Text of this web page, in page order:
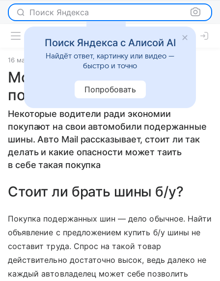
Поиск Яндекса
16 марта 2026 источник:Авто Mail Статьи
Можно ли покупать
подержанные шины
Некоторые водители ради экономии
покупают на свои автомобили подержанные
шины. Авто Mail рассказывает, стоит ли так
делать и какие опасности может таить
в себе такая покупка
Стоит ли брать шины б/у?
Покупка подержанных шин — дело обычное. Найти
объявление с предложением купить б/у шины не
составит труда. Спрос на такой товар
действительно достаточно высок, ведь далеко не
каждый автовладелец может себе позволить
Поиск Яндекса с Алисой AI
Найдёт ответ, картинку или видео —
быстро и точно
Попробовать